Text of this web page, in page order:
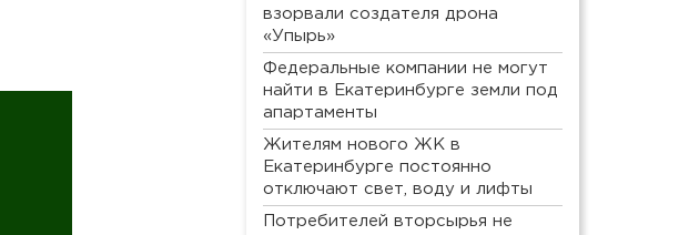
взорвали создателя дрона
«Упырь»
Федеральные компании не могут
найти в Екатеринбурге земли под
апартаменты
Жителям нового ЖК в
Екатеринбурге постоянно
отключают свет, воду и лифты
Потребителей вторсырья не